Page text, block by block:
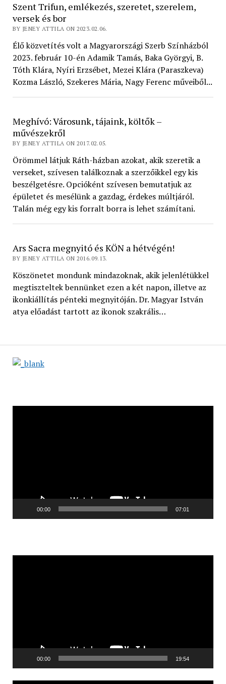
00:00 07:01
00:00 19:54
Szent Trifun, emlékezés, szeretet, szerelem,
versek és bor
BY JENEY ATTILA ON 2023.02.06.
Élő közvetítés volt a Magyarországi Szerb Színházból
2023. február 10-én Adamik Tamás, Baka Györgyi, B.
Tóth Klára, Nyíri Erzsébet, Mezei Klára (Paraszkeva)
Kozma László, Szekeres Mária, Nagy Ferenc műveiből...
Meghívó: Városunk, tájaink, költők –
művészekről
BY JENEY ATTILA ON 2017.02.05.
Örömmel látjuk Ráth-házban azokat, akik szeretik a
verseket, szívesen találkoznak a szerzőikkel egy kis
beszélgetésre. Opcióként szívesen bemutatjuk az
épületet és mesélünk a gazdag, érdekes múltjáról.
Talán még egy kis forralt borra is lehet számítani.
Ars Sacra megnyitó és KÖN a hétvégén!
BY JENEY ATTILA ON 2016.09.13.
Köszönetet mondunk mindazoknak, akik jelenlétükkel
megtiszteltek bennünket ezen a két napon, illetve az
ikonkiállítás pénteki megnyitóján. Dr. Magyar István
atya előadást tartott az ikonok szakrális…